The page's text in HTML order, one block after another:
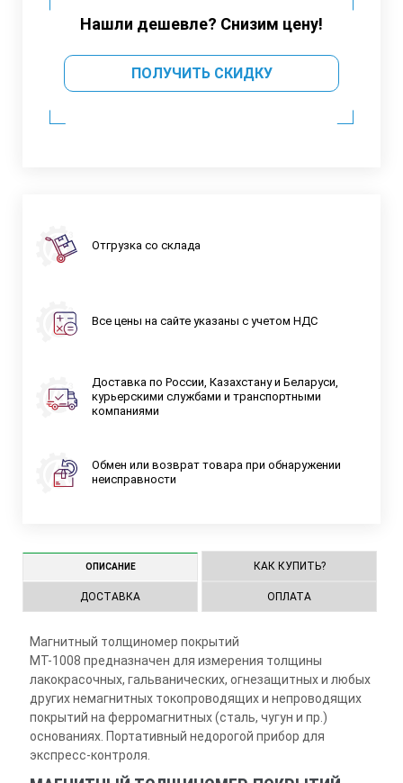
Нашли дешевле? Снизим цену!
ПОЛУЧИТЬ СКИДКУ
Отгрузка со склада
Все цены на сайте указаны с учетом НДС
Доставка по России, Казахстану и Беларуси,
курьерскими службами и транспортными
компаниями
Обмен или возврат товара при обнаружении
неисправности
ОПИСАНИЕ КАК КУПИТЬ?
ДОСТАВКА ОПЛАТА
Магнитный толщиномер покрытий
МТ-1008 предназначен для измерения толщины
лакокрасочных, гальванических, огнезащитных и любых
других немагнитных токопроводящих и непроводящих
покрытий на ферромагнитных (сталь, чугун и пр.)
основаниях. Портативный недорогой прибор для
экспресс-контроля.